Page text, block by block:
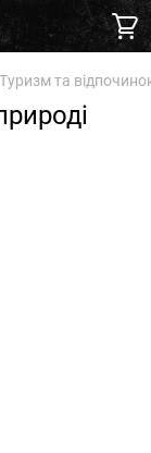
Туризм та